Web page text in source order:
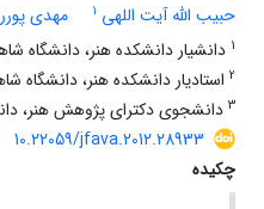
حبیب الله آیت اللهی 1 مهدی
1 دانشیار دانشکده هنر، دانشگاه
2 استادیار دانشکده هنر، دانشگاه
3 دانشجوی دکترای پژوهش هنر،
10.22059/jfava.2012.28933
چکیده